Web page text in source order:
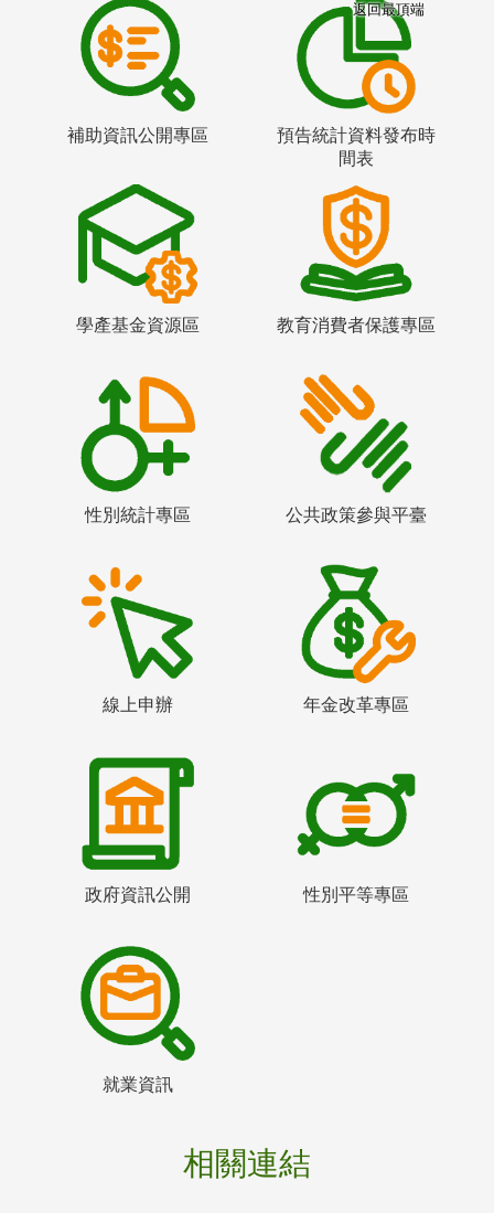
補助資訊公開專區
預告統計資料發布時
間表
學產基金資源區 教育消費者保護專區
性別統計專區 公共政策參與平臺
線上申辦 年金改革專區
政府資訊公開 性別平等專區
就業資訊
相關連結
返回最頂端